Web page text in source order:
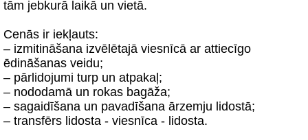
tām jebkurā laikā un vietā.
Cenās ir iekļauts:
– izmitināšana izvēlētajā viesnīcā ar attiecīgo
ēdināšanas veidu;
– pārlidojumi turp un atpakaļ;
– nododamā un rokas bagāža;
– sagaidīšana un pavadīšana ārzemju lidostā;
– transfērs lidosta - viesnīca - lidosta.